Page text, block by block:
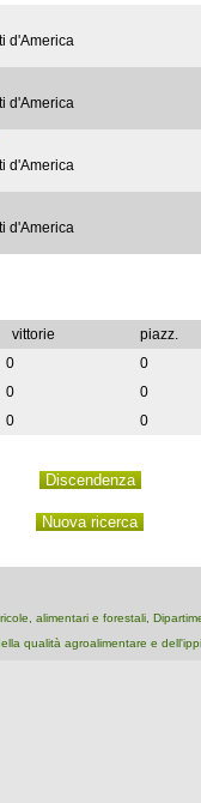
d'America
d'America
d'America
d'America
vittorie
piazz.
0
0
0
0
0 0
alimentari e forestali,
qualità agroalimentare e